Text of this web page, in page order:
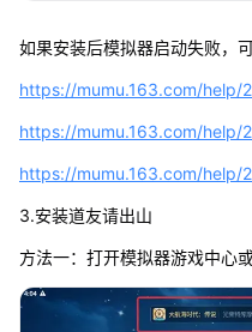
如果安装后模拟器启动失败，
https://mumu.163.com/help/
https://mumu.163.com/help/
https://mumu.163.com/help/
3.安装道友请出山
方法一：打开模拟器游戏中心